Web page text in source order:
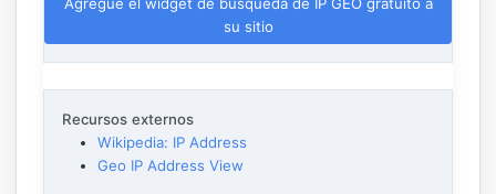
su sitio
Recursos externos
Wikipedia: IP Address
Geo IP Address View